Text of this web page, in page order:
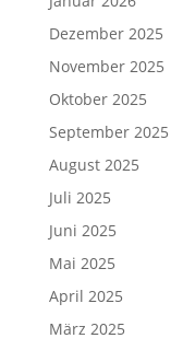
Dezember 2025
November 2025
Oktober 2025
September 2025
August 2025
Juli 2025
Juni 2025
Mai 2025
April 2025
März 2025